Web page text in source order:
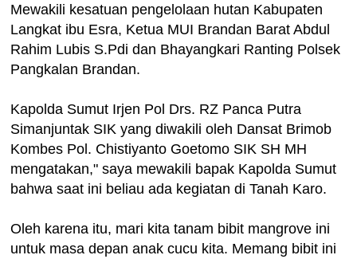
Mewakili kesatuan pengelolaan hutan Kabupaten
Langkat ibu Esra, Ketua MUI Brandan Barat Abdul
Rahim Lubis S.Pdi dan Bhayangkari Ranting Polsek
Pangkalan Brandan.
Kapolda Sumut Irjen Pol Drs. RZ Panca Putra
Simanjuntak SIK yang diwakili oleh Dansat Brimob
Kombes Pol. Chistiyanto Goetomo SIK SH MH
mengatakan," saya mewakili bapak Kapolda Sumut
bahwa saat ini beliau ada kegiatan di Tanah Karo.
Oleh karena itu, mari kita tanam bibit mangrove ini
untuk masa depan anak cucu kita. Memang bibit ini